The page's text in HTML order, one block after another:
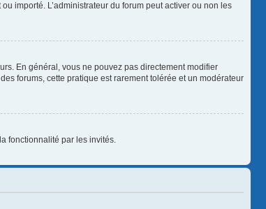
importé. L’administrateur du forum peut activer ou non les
En général, vous ne pouvez pas directement modifier
forums, cette pratique est rarement tolérée et un modérateur
fonctionnalité par les invités.